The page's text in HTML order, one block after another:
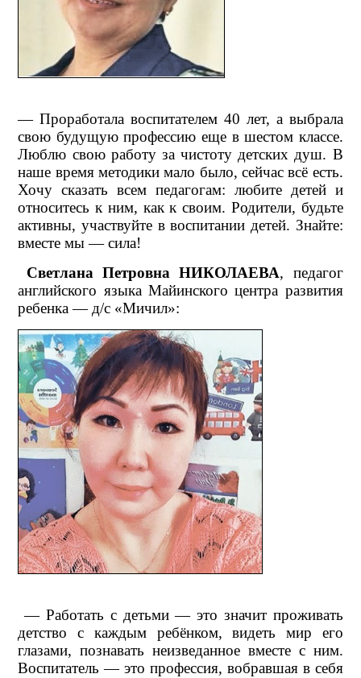
— Проработала воспитателем 40 лет, а выбрала
свою будущую профессию еще в шестом классе.
Люблю свою работу за чистоту детских душ. В
наше время методики мало было, сейчас всё есть.
Хочу сказать всем педагогам: любите детей и
относитесь к ним, как к своим. Родители, будьте
активны, участвуйте в воспитании детей. Знайте:
вместе мы — сила!
Светлана Петровна НИКОЛАЕВА, педагог
английского языка Майинского центра развития
ребенка — д/с «Мичил»:
— Работать с детьми — это значит проживать
детство с каждым ребёнком, видеть мир его
глазами, познавать неизведанное вместе с ним.
Воспитатель — это профессия, вобравшая в себя